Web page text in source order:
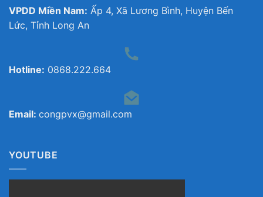
VPDD Miền Nam: Ấp 4, Xã Lương Bình, Huyện Bến
Lức, Tỉnh Long An
Hotline: 0868.222.664
Email: congpvx@gmail.com
YOUTUBE